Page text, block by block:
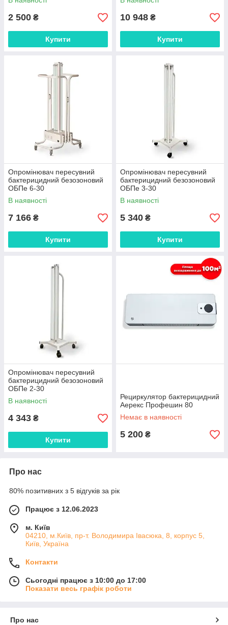
2 500 ₴
Купити
10 948 ₴
Купити
Опромінювач пересувний
бактерицидний безозоновий
ОБПе 6-30
В наявності
7 166 ₴
Купити
Опромінювач пересувний
бактерицидний безозоновий
ОБПе 3-30
В наявності
5 340 ₴
Купити
Опромінювач пересувний
бактерицидний безозоновий
ОБПе 2-30
В наявності
4 343 ₴
Купити
Рециркулятор бактерицидний
Аерекс Профешин 80
Немає в наявності
5 200 ₴
Про нас
80% позитивних з 5 відгуків за рік
Працює з 12.06.2023
м. Київ
04210, м.Київ, пр-т. Володимира Івасюка, 8, корпус 5,
Київ, Україна
Контакти
Сьогодні працює з 10:00 до 17:00
Показати весь графік роботи
Про нас